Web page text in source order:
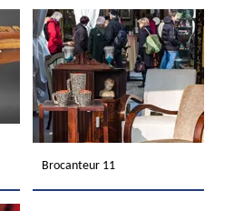
Brocanteur 11